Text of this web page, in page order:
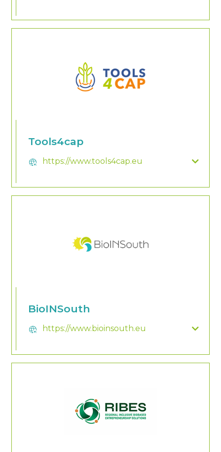
Tools4cap
captive_portal https://www.tools4cap.eu
BioINSouth
captive_portal https://www.bioinsouth.eu